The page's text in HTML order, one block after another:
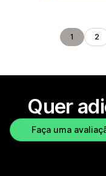
1 2
Quer
Faça uma